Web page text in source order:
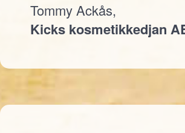
Tommy Ackås,
Kicks kosmetikkedjan